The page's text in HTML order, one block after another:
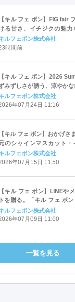
【キル フェ ボン】FIG fair
る甘さ、イチジクの魅
、イチジク尽くしの全4種
ト
ルフェボン株式会社
時間前
【キル フェ ボン】2026
みずしさが誘う、涼やか
チジク・ブドウ、晩夏の
土）スタート
ルフェボン株式会社
年07月24日 11:16
【キル フェ ボン】おかげ
のシャインマスカット
、福岡だけの限定タルト4
ルフェボン株式会社
年07月15日 11:50
【キル フェ ボン】LINEや
トを贈る。「キル フェ ボ
ート。
ルフェボン株式会社
年07月09日 11:00
一覧を見る